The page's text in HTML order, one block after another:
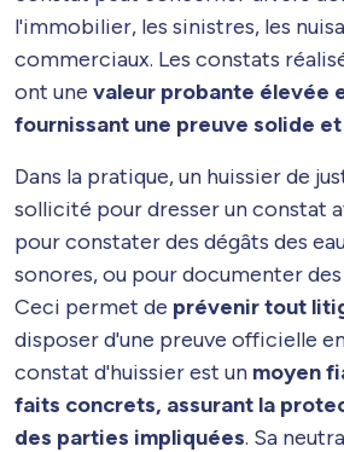
l'immobilier, les sinistres, les
commerciaux. Les constats
ont une valeur probante élevée
fournissant une preuve solide
Dans la pratique, un huissier de
sollicité pour dresser un constat
pour constater des dégâts des
sonores, ou pour documenter
Ceci permet de prévenir tout
disposer d'une preuve officielle
constat d'huissier est un moyen
faits concrets, assurant la
des parties impliquées. Sa